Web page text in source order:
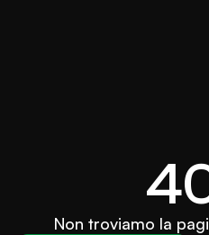
Non troviamo la